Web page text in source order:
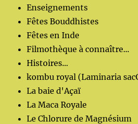
Enseignements
Fêtes Bouddhistes
Fêtes en Inde
Filmothèque à connaître...
Histoires...
kombu royal (Laminaria
La baie d'Açaï
La Maca Royale
Le Chlorure de Magnésium